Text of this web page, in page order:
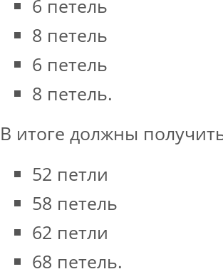
6 петель
8 петель
6 петель
8 петель.
В итоге должны
52 петли
58 петель
62 петли
68 петель.